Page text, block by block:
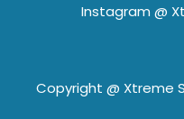
Instagram @
Copyright @ Xtreme